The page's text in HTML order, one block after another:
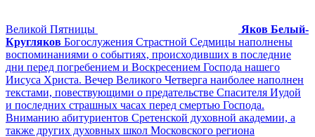
Великой Пятницы
Яков Белый-
Кругляков Богослужения Страстной Седмицы наполнены
воспоминаниями о событиях, происходивших в последние
дни перед погребением и Воскресением Господа нашего
Иисуса Христа. Вечер Великого Четверга наиболее наполнен
текстами, повествующими о предательстве Спасителя Иудой
и последних страшных часах перед смертью Господа.
Вниманию абитуриентов Сретенской духовной академии, а
также других духовных школ Московского региона